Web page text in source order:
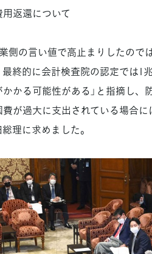
返還について
側の言い値で高止まりしたので
終的に会計検査院の認定では1
かる可能性がある」と指摘し、
が過大に支出されている場合
理に求めました。